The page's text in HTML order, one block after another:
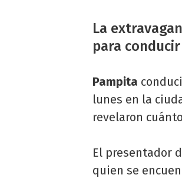
La
para
Pampita
lunes en la
revelaron
El presentador
quien se